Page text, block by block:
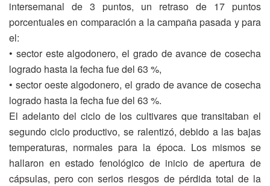
intersemanal de 3 puntos, un retraso de 17 puntos
porcentuales en comparación a la campaña pasada y para
el:
• sector este algodonero, el grado de avance de cosecha
logrado hasta la fecha fue del 63 %,
• sector oeste algodonero, el grado de avance de cosecha
logrado hasta la fecha fue del 63 %.
El adelanto del ciclo de los cultivares que transitaban el
segundo ciclo productivo, se ralentizó, debido a las bajas
temperaturas, normales para la época. Los mismos se
hallaron en estado fenológico de inicio de apertura de
cápsulas, pero con serios riesgos de pérdida total de la